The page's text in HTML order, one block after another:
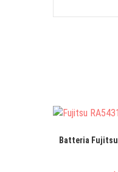
Batteria Fujitsu